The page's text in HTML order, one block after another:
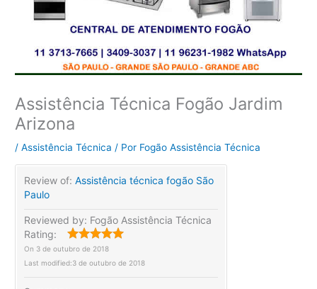
Assistência Técnica Fogão Jardim
Arizona
/Assistência Técnica / Por Fogão Assistência Técnica
Review of:Assistência técnica fogão São
Paulo
Reviewed by: Fogão Assistência Técnica
Rating:
On 3 de outubro de 2018
Last modified:3 de outubro de 2018